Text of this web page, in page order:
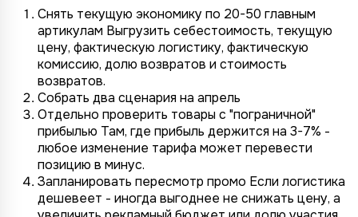
Снять текущую экономику по 20-50 главным
артикулам Выгрузить себестоимость, текущую
цену, фактическую логистику, фактическую
комиссию, долю возвратов и стоимость
возвратов.
Собрать два сценария на апрель
Отдельно проверить товары с "пограничной"
прибылью Там, где прибыль держится на 3-7% -
любое изменение тарифа может перевести
позицию в минус.
Запланировать пересмотр промо Если логистика
дешевеет - иногда выгоднее не снижать цену, а